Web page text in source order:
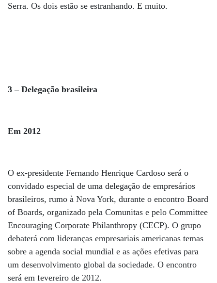
Serra. Os dois estão se estranhando. E muito.
3 – Delegação brasileira
Em 2012
O ex-presidente Fernando Henrique Cardoso será o
convidado especial de uma delegação de empresários
brasileiros, rumo à Nova York, durante o encontro Board
of Boards, organizado pela Comunitas e pelo Committee
Encouraging Corporate Philanthropy (CECP). O grupo
debaterá com lideranças empresariais americanas temas
sobre a agenda social mundial e as ações efetivas para
um desenvolvimento global da sociedade. O encontro
será em fevereiro de 2012.